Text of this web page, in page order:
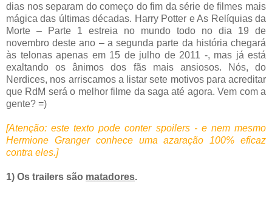
dias nos separam do começo do fim da série de filmes mais
mágica das últimas décadas. Harry Potter e As Relíquias da
Morte – Parte 1 estreia no mundo todo no dia 19 de
novembro deste ano – a segunda parte da história chegará
às telonas apenas em 15 de julho de 2011 -, mas já está
exaltando os ânimos dos fãs mais ansiosos. Nós, do
Nerdices, nos arriscamos a listar sete motivos para acreditar
que RdM será o melhor filme da saga até agora. Vem com a
gente? =)
[Atenção: este texto pode conter spoilers - e nem mesmo
Hermione Granger conhece uma azaração 100% eficaz
contra eles.]
1) Os trailers são matadores.